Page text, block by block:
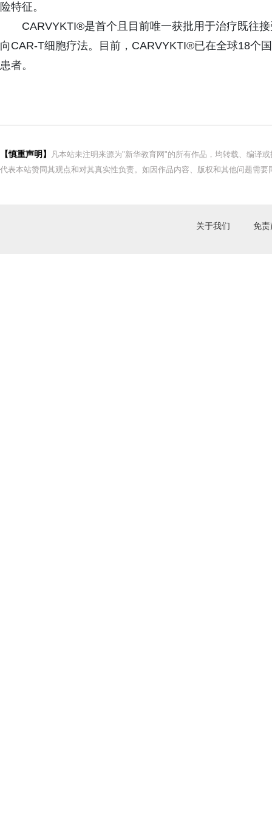
险特征。
CARVYKTI®是首个且目前唯一获批用于治疗既往
向CAR-T细胞疗法。目前，CARVYKTI®已在全球18个
患者。
【慎重声明】
凡本站未注明来源为"新华教育网"的所有作品，均转载、编译
代表本站赞同其观点和对其真实性负责。如因作品内容、版权和其他问题需
关于我们 免责